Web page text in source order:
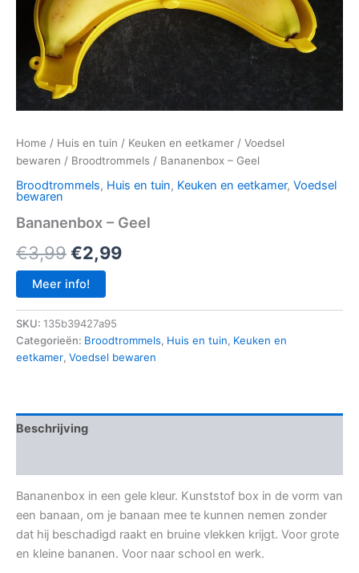
Home / Huis en tuin / Keuken en eetkamer / Voedsel
bewaren / Broodtrommels / Bananenbox – Geel
Broodtrommels, Huis en tuin, Keuken en eetkamer, Voedsel
bewaren
Bananenbox – Geel
€3,99Oorspronkelijke
prijs
was:
€3,99.
€2,99Huidige
is:
€2,99.
Meer info!
SKU: 135b39427a95
Categorieën: Broodtrommels, Huis en tuin, Keuken en
eetkamer, Voedsel bewaren
Beschrijving
Bananenbox in een gele kleur. Kunststof box in de vorm van
een banaan, om je banaan mee te kunnen nemen zonder
dat hij beschadigd raakt en bruine vlekken krijgt. Voor grote
en kleine bananen. Voor naar school en werk.